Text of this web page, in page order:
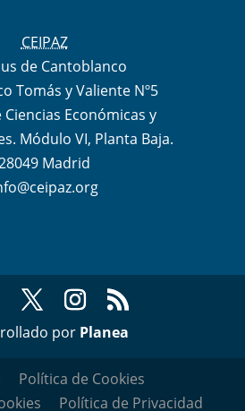
CEIPAZ
de Cantoblanco
Tomás y Valiente Nº5
Ciencias Económicas y
Módulo VI, Planta Baja.
Madrid
por Planea
Política de Cookies
Política de Privacidad